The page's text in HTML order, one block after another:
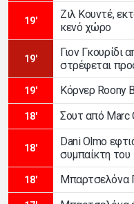
19'
Ζιλ Κουντέ,
κενό χώρο
19'
Γιον Γκουρίδι
στρέφεται
19' Κόρνερ Roony
18' Σουτ από Marc
18'
Dani Olmo
συμπαίκτη του
18' Μπαρτσελόνα